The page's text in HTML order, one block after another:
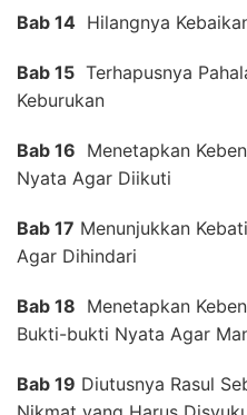
Bab 14 Hilangnya
Bab 15 Terhapusnya
Keburukan
Bab 16 Menetapkan
Nyata Agar Diikuti
Bab 17 Menunjukkan
Agar Dihindari
Bab 18 Menetapkan
Bukti-bukti Nyata Agar
Bab 19 Diutusnya Rasul